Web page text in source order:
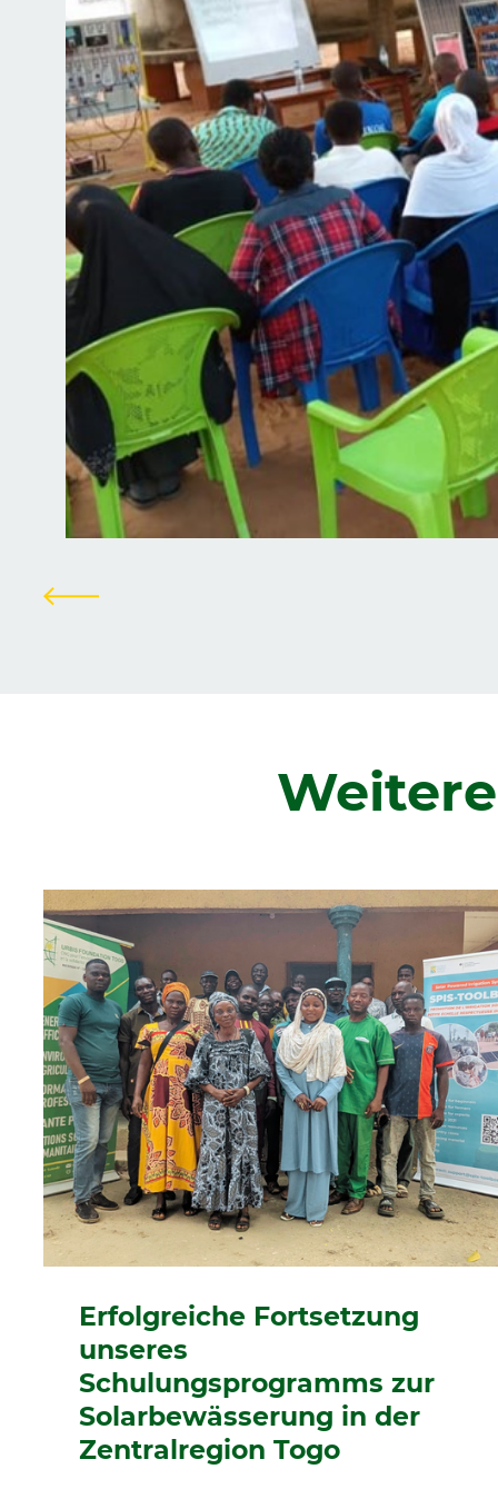
Erfolgreiche Fortsetzung
unseres
Schulungsprogramms zur
Solarbewässerung in der
Zentralregion Togo